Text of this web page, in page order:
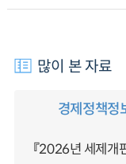
많이 본 자료
경제정책정
『2026년 세제개